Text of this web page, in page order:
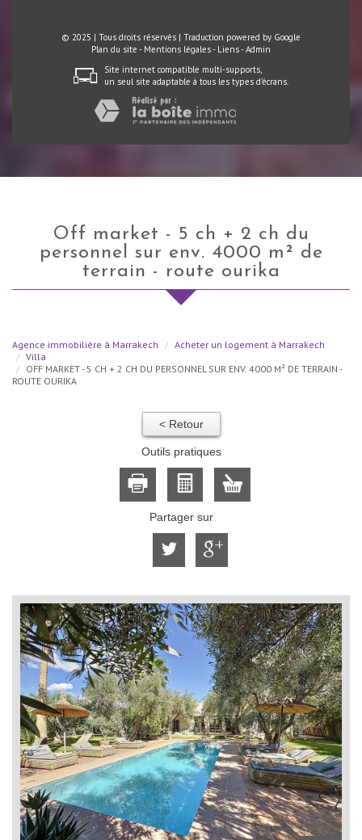
© 2025 | Tous droits réservés | Traduction powered by Google
Plan du site - Mentions légales- Liens-Admin
Site internet compatible multi-supports,
un seul site adaptable à tous les types d'écrans.
off market - 5 ch + 2 ch du
personnel sur env. 4000 m² de
terrain - route ourika
Agence immobilière à Marrakech
Acheter un logement à Marrakech
Villa
OFF MARKET - 5 CH + 2 CH DU PERSONNEL SUR ENV. 4000 M² DE TERRAIN -
ROUTE OURIKA
< Retour
Outils pratiques
Partager sur